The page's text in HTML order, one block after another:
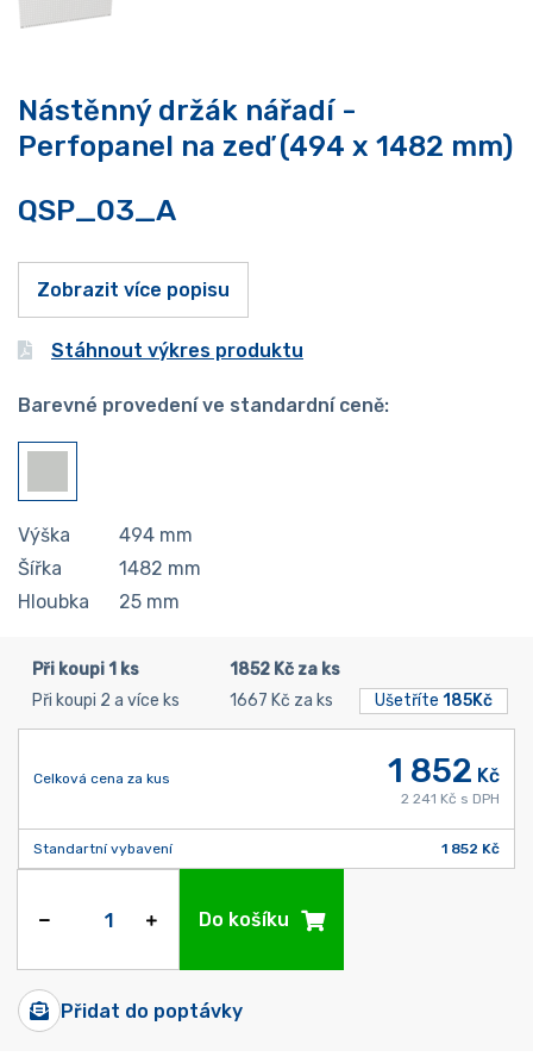
Nástěnný držák nářadí -
Perfopanel na zeď (494 x 1482 mm)
QSP_03_A
Zobrazit více popisu
Stáhnout výkres produktu
Barevné provedení ve standardní ceně:
Výška 494 mm
Šířka
1482 mm
Hloubka
25 mm
Při koupi 1 ks
1852 Kč za ks
Při koupi 2 a více ks
1667 Kč za ks Ušetříte 185Kč
Celková cena za kus 1 852 Kč
2 241 Kč s DPH
Standartní vybavení 1 852 Kč
Do košíku
Přidat do poptávky